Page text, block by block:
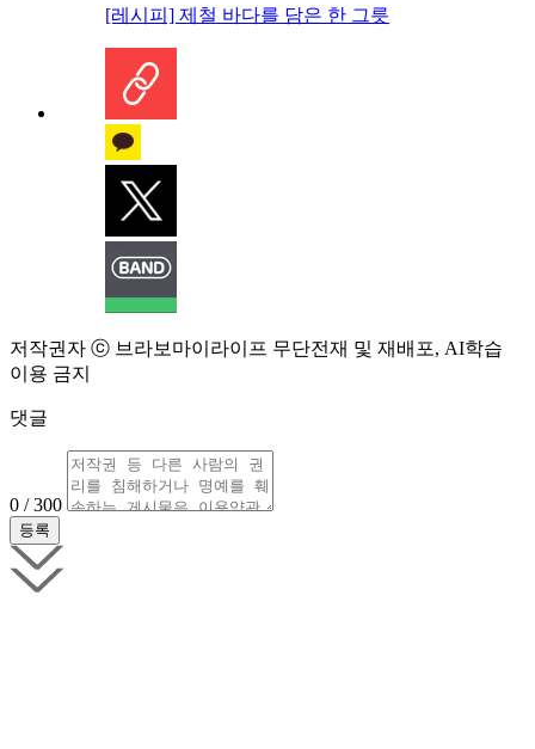
[레시피] 제철 바다를 담은 한 그릇
저작권자 ⓒ 브라보마이라이프 무단전재 및 재배포, AI학습
이용 금지
댓글
0 / 300